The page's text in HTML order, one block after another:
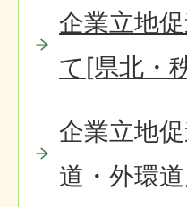
企業立地
て[県北・
企業立地
道・外環